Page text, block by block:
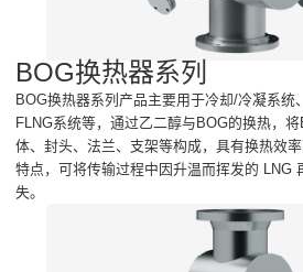
BOG换热器系列
BOG换热器系列产品主要用于冷却/冷凝系统
FLNG系统等，通过乙二醇与BOG的换热，
体、封头、法兰、支架等构成，具有换热效
特点，可将传输过程中因升温而挥发的 LNG
失。